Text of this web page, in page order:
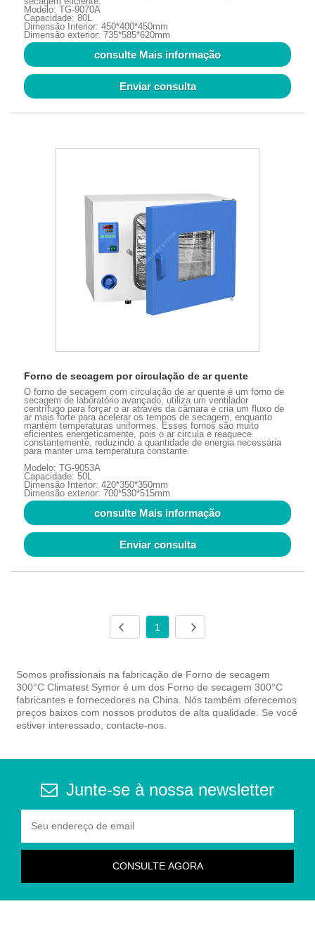
Modelo: TG-9070A
Capacidade: 80L
Dimensão Interior: 450*400*450mm
Dimensão exterior: 735*585*620mm
consulte Mais informação
Enviar consulta
Forno de secagem por circulação de ar quente
O forno de secagem com circulação de ar quente é um forno de
secagem de laboratório avançado, utiliza um ventilador
centrífugo para forçar o ar através da câmara e cria um fluxo de
ar mais forte para acelerar os tempos de secagem, enquanto
mantém temperaturas uniformes. Esses fornos são muito
eficientes energeticamente, pois o ar circula e reaquece
constantemente, reduzindo a quantidade de energia necessária
para manter uma temperatura constante.
Modelo: TG-9053A
Capacidade: 50L
Dimensão Interior: 420*350*350mm
Dimensão exterior: 700*530*515mm
consulte Mais informação
Enviar consulta
1
Somos profissionais na fabricação de Forno de secagem
300°C Climatest Symor é um dos Forno de secagem 300°C
fabricantes e fornecedores na China. Nós também oferecemos
preços baixos com nossos produtos de alta qualidade. Se você
estiver interessado, contacte-nos.
Junte-se à nossa newsletter